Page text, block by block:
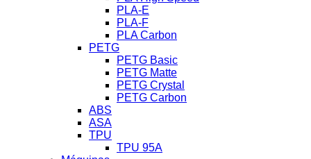
PLA-E
PLA-F
PLA Carbon
PETG
PETG Basic
PETG Matte
PETG Crystal
PETG Carbon
ABS
ASA
TPU
TPU 95A